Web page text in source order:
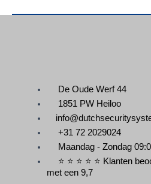
De Oude Werf 44
1851 PW Heiloo
+31 72 2029024
Maandag - Zondag
⭐ ⭐ ⭐ ⭐ ⭐ Klanten
met een 9,7